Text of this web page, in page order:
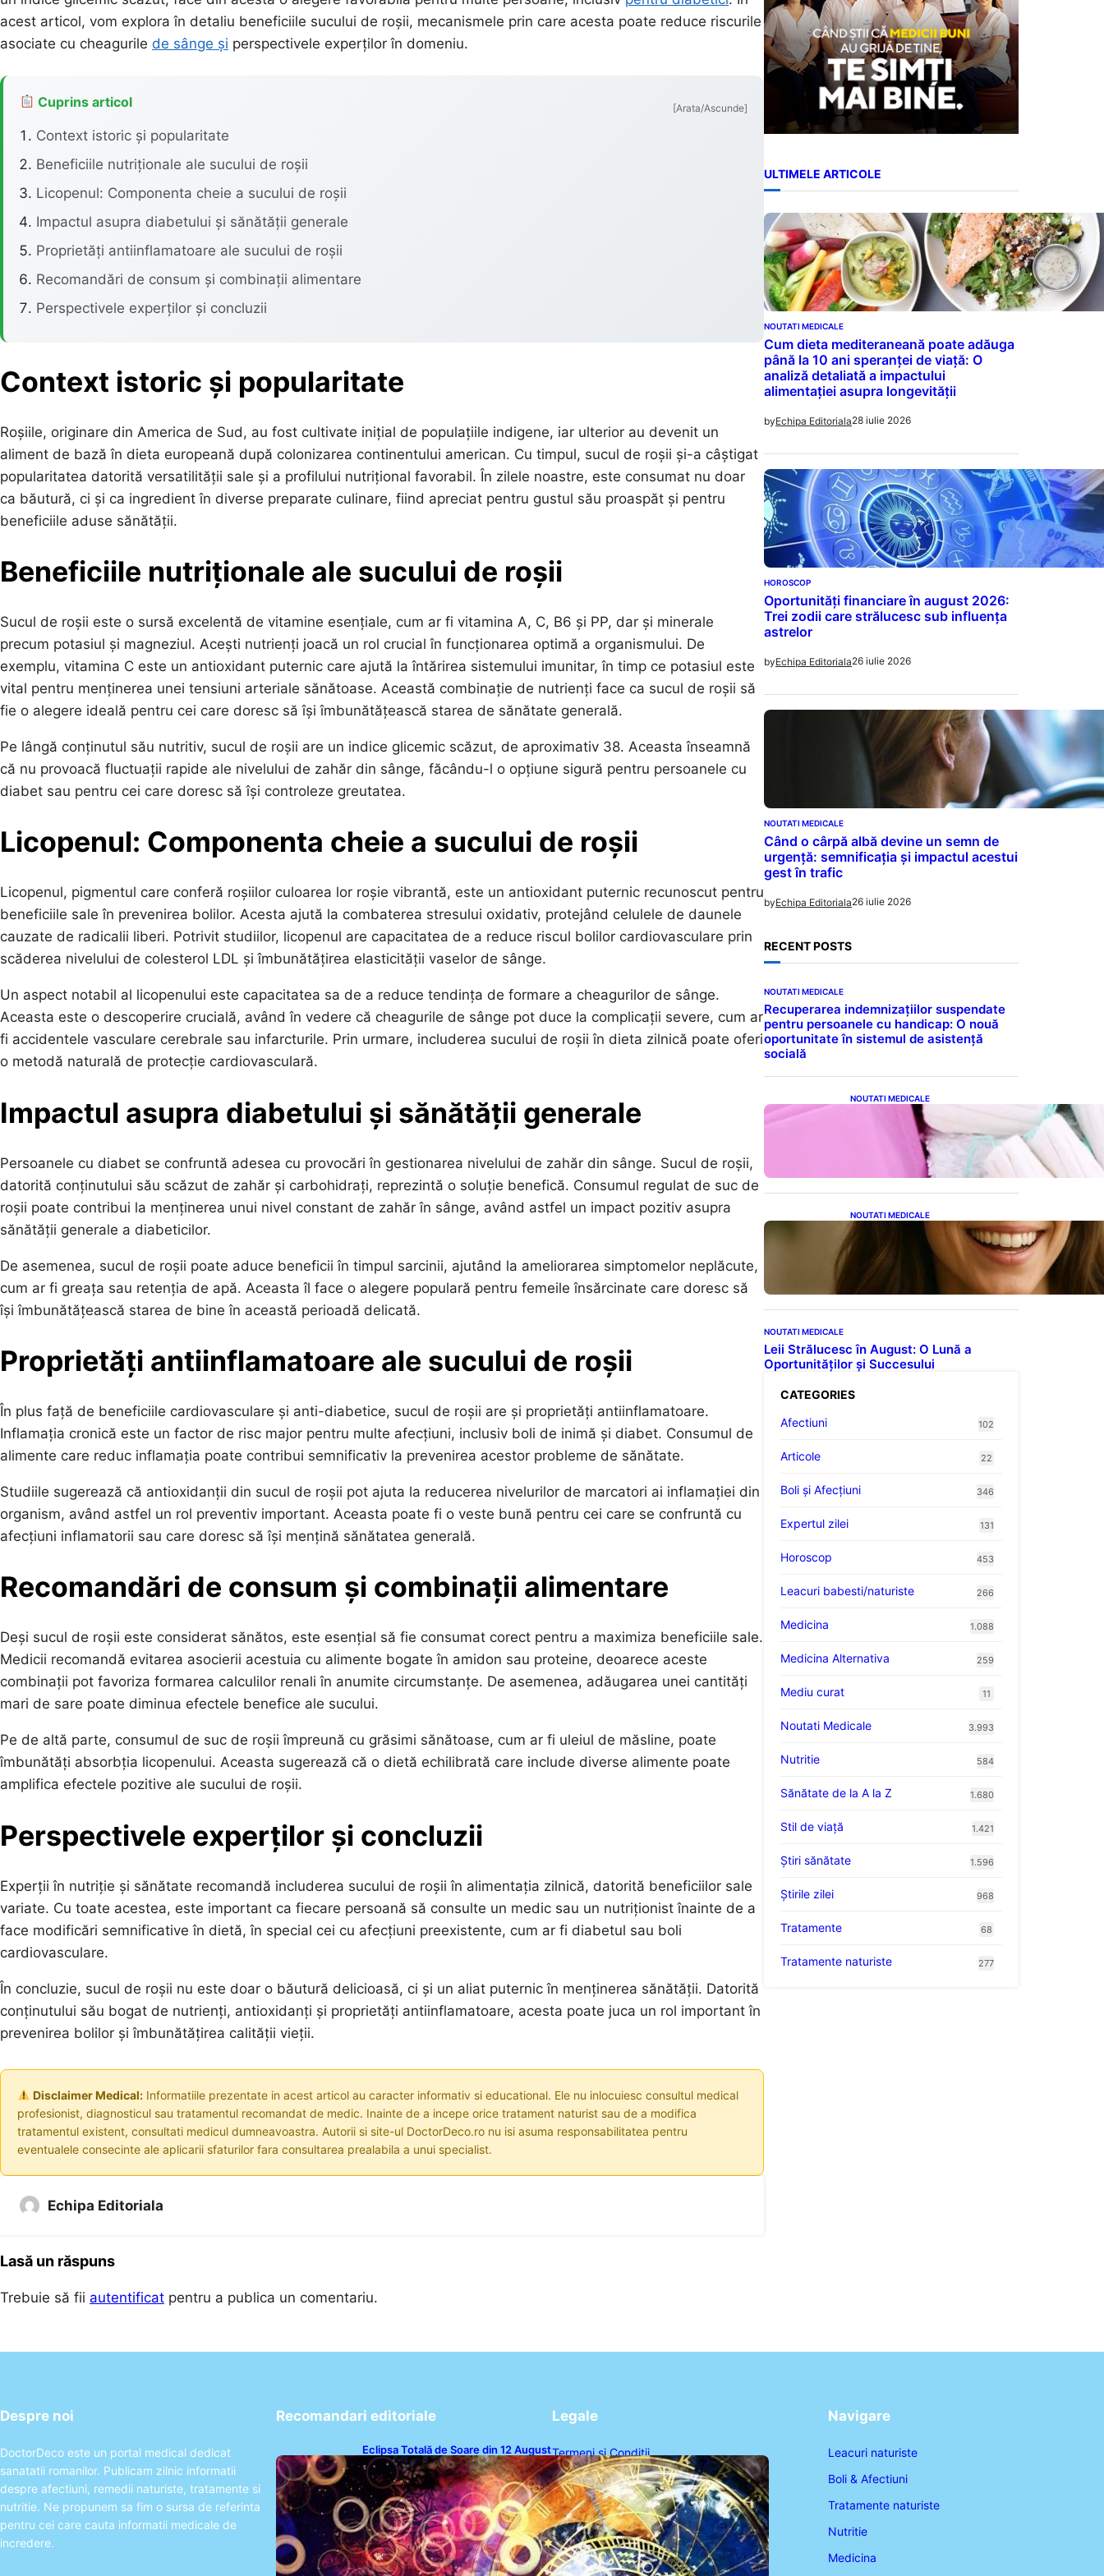
acest articol, vom explora în detaliu beneficiile sucului de roșii, mecanismele prin care acesta poate reduce riscurile
asociate cu cheagurile de sânge și perspectivele experților în domeniu.
Cuprins articol [Arata/Ascunde]
Context istoric și popularitate
Beneficiile nutriționale ale sucului de roșii
Licopenul: Componenta cheie a sucului de roșii
Impactul asupra diabetului și sănătății generale
Proprietăți antiinflamatoare ale sucului de roșii
Recomandări de consum și combinații alimentare
Perspectivele experților și concluzii
Context istoric și popularitate
Roșiile, originare din America de Sud, au fost cultivate inițial de populațiile indigene, iar ulterior au devenit un
aliment de bază în dieta europeană după colonizarea continentului american. Cu timpul, sucul de roșii și-a câștigat
popularitatea datorită versatilității sale și a profilului nutrițional favorabil. În zilele noastre, este consumat nu doar
ca băutură, ci și ca ingredient în diverse preparate culinare, fiind apreciat pentru gustul său proaspăt și pentru
beneficiile aduse sănătății.
Beneficiile nutriționale ale sucului de roșii
Sucul de roșii este o sursă excelentă de vitamine esențiale, cum ar fi vitamina A, C, B6 și PP, dar și minerale
precum potasiul și magneziul. Acești nutrienți joacă un rol crucial în funcționarea optimă a organismului. De
exemplu, vitamina C este un antioxidant puternic care ajută la întărirea sistemului imunitar, în timp ce potasiul este
vital pentru menținerea unei tensiuni arteriale sănătoase. Această combinație de nutrienți face ca sucul de roșii să
fie o alegere ideală pentru cei care doresc să își îmbunătățească starea de sănătate generală.
Pe lângă conținutul său nutritiv, sucul de roșii are un indice glicemic scăzut, de aproximativ 38. Aceasta înseamnă
că nu provoacă fluctuații rapide ale nivelului de zahăr din sânge, făcându-l o opțiune sigură pentru persoanele cu
diabet sau pentru cei care doresc să își controleze greutatea.
Licopenul: Componenta cheie a sucului de roșii
Licopenul, pigmentul care conferă roșiilor culoarea lor roșie vibrantă, este un antioxidant puternic recunoscut pentru
beneficiile sale în prevenirea bolilor. Acesta ajută la combaterea stresului oxidativ, protejând celulele de daunele
cauzate de radicalii liberi. Potrivit studiilor, licopenul are capacitatea de a reduce riscul bolilor cardiovasculare prin
scăderea nivelului de colesterol LDL și îmbunătățirea elasticității vaselor de sânge.
Un aspect notabil al licopenului este capacitatea sa de a reduce tendința de formare a cheagurilor de sânge.
Aceasta este o descoperire crucială, având în vedere că cheagurile de sânge pot duce la complicații severe, cum ar
fi accidentele vasculare cerebrale sau infarcturile. Prin urmare, includerea sucului de roșii în dieta zilnică poate oferi
o metodă naturală de protecție cardiovasculară.
Impactul asupra diabetului și sănătății generale
Persoanele cu diabet se confruntă adesea cu provocări în gestionarea nivelului de zahăr din sânge. Sucul de roșii,
datorită conținutului său scăzut de zahăr și carbohidrați, reprezintă o soluție benefică. Consumul regulat de suc de
roșii poate contribui la menținerea unui nivel constant de zahăr în sânge, având astfel un impact pozitiv asupra
sănătății generale a diabeticilor.
De asemenea, sucul de roșii poate aduce beneficii în timpul sarcinii, ajutând la ameliorarea simptomelor neplăcute,
cum ar fi greața sau retenția de apă. Aceasta îl face o alegere populară pentru femeile însărcinate care doresc să
își îmbunătățească starea de bine în această perioadă delicată.
Proprietăți antiinflamatoare ale sucului de roșii
În plus față de beneficiile cardiovasculare și anti-diabetice, sucul de roșii are și proprietăți antiinflamatoare.
Inflamația cronică este un factor de risc major pentru multe afecțiuni, inclusiv boli de inimă și diabet. Consumul de
alimente care reduc inflamația poate contribui semnificativ la prevenirea acestor probleme de sănătate.
Studiile sugerează că antioxidanții din sucul de roșii pot ajuta la reducerea nivelurilor de marcatori ai inflamației din
organism, având astfel un rol preventiv important. Aceasta poate fi o veste bună pentru cei care se confruntă cu
afecțiuni inflamatorii sau care doresc să își mențină sănătatea generală.
Recomandări de consum și combinații alimentare
Deși sucul de roșii este considerat sănătos, este esențial să fie consumat corect pentru a maximiza beneficiile sale.
Medicii recomandă evitarea asocierii acestuia cu alimente bogate în amidon sau proteine, deoarece aceste
combinații pot favoriza formarea calculilor renali în anumite circumstanțe. De asemenea, adăugarea unei cantități
mari de sare poate diminua efectele benefice ale sucului.
Pe de altă parte, consumul de suc de roșii împreună cu grăsimi sănătoase, cum ar fi uleiul de măsline, poate
îmbunătăți absorbția licopenului. Aceasta sugerează că o dietă echilibrată care include diverse alimente poate
amplifica efectele pozitive ale sucului de roșii.
Perspectivele experților și concluzii
Experții în nutriție și sănătate recomandă includerea sucului de roșii în alimentația zilnică, datorită beneficiilor sale
variate. Cu toate acestea, este important ca fiecare persoană să consulte un medic sau un nutriționist înainte de a
face modificări semnificative în dietă, în special cei cu afecțiuni preexistente, cum ar fi diabetul sau boli
cardiovasculare.
În concluzie, sucul de roșii nu este doar o băutură delicioasă, ci și un aliat puternic în menținerea sănătății. Datorită
conținutului său bogat de nutrienți, antioxidanți și proprietăți antiinflamatoare, acesta poate juca un rol important în
prevenirea bolilor și îmbunătățirea calității vieții.
Disclaimer Medical:Informatiile prezentate in acest articol au caracter informativ si educational. Ele nu inlocuiesc consultul medical
profesionist, diagnosticul sau tratamentul recomandat de medic. Inainte de a incepe orice tratament naturist sau de a modifica
tratamentul existent, consultati medicul dumneavoastra. Autorii si site-ul DoctorDeco.ro nu isi asuma responsabilitatea pentru
eventualele consecinte ale aplicarii sfaturilor fara consultarea prealabila a unui specialist.
Echipa Editoriala
Lasă un răspuns
Trebuie să fii autentificat pentru a publica un comentariu.
ULTIMELE ARTICOLE
NOUTATI MEDICALE
Cum dieta mediteraneană poate adăuga
până la 10 ani speranței de viață: O
analiză detaliată a impactului
alimentației asupra longevității
byEchipa Editoriala28 iulie 2026
HOROSCOP
Oportunități financiare în august 2026:
Trei zodii care strălucesc sub influența
astrelor
byEchipa Editoriala26 iulie 2026
NOUTATI MEDICALE
Când o cârpă albă devine un semn de
urgență: semnificația și impactul acestui
gest în trafic
byEchipa Editoriala26 iulie 2026
RECENT POSTS
NOUTATI MEDICALE
Recuperarea indemnizațiilor suspendate
pentru persoanele cu handicap: O nouă
oportunitate în sistemul de asistență
socială
NOUTATI MEDICALE
Tampoanele menstruale: O
analiză profundă a riscurilor
legate de metale toxice
NOUTATI MEDICALE
Ceaiul – Băutura care
protejează inima:
Descoperiri recente despre
beneficiile consumului zilnic
NOUTATI MEDICALE
Leii Strălucesc în August: O Lună a
Oportunităților și Succesului
CATEGORIES
Afectiuni
102
Articole 22
Boli și Afecțiuni 346
Expertul zilei 131
Horoscop 453
Leacuri babesti/naturiste 266
Medicina 1.088
Medicina Alternativa 259
Mediu curat 11
Noutati Medicale 3.993
Nutritie 584
Sănătate de la A la Z 1.680
Stil de viaţă 1.421
Ştiri sănătate 1.596
Știrile zilei 968
Tratamente 68
Tratamente naturiste 277
Despre noi
DoctorDeco este un portal medical dedicat
sanatatii romanilor. Publicam zilnic informatii
despre afectiuni, remedii naturiste, tratamente si
nutritie. Ne propunem sa fim o sursa de referinta
pentru cei care cauta informatii medicale de
incredere.
Recomandari editoriale
Eclipsa Totală de Soare din 12 August
2026: O Analiză a Impactului asupra
Trei Zodii și a Ciclului de 18 Ani
Legale
Termeni și Condiții
Politica de Confidențialitate
Politica de Cookies
Disclaimer
Contact
Navigare
Leacuri naturiste
Boli & Afectiuni
Tratamente naturiste
Nutritie
Medicina